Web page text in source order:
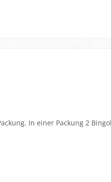
In einer Packung 2